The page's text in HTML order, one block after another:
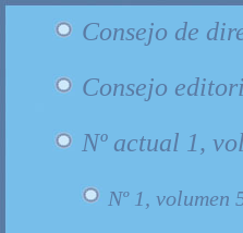
Consejo de
Consejo
Nº actual 1,
Nº 1, volumen